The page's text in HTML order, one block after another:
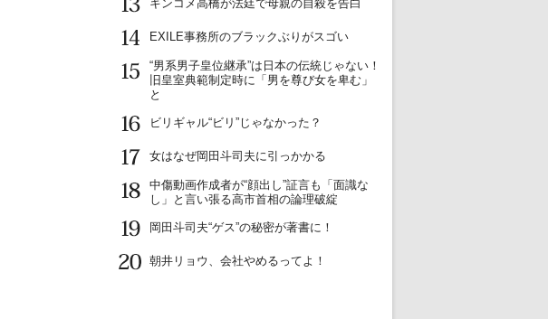
キンコメ高橋が法廷で母親の自殺を告白
14
EXILE事務所のブラックぶりがスゴい
15
“男系男子皇位継承”は日本の伝統じゃない！
旧皇室典範制定時に「男を尊び女を卑む」
と
16
ビリギャル“ビリ”じゃなかった？
17
女はなぜ岡田斗司夫に引っかかる
18
中傷動画作成者が“顔出し”証言も「面識な
し」と言い張る高市首相の論理破綻
19
岡田斗司夫“ゲス”の秘密が著書に！
20
朝井リョウ、会社やめるってよ！